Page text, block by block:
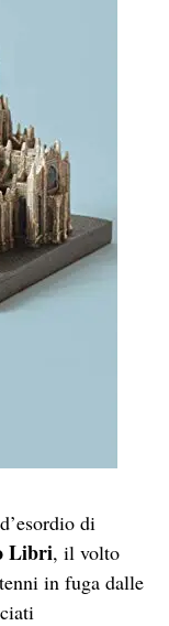
di
Libri, il volto
in fuga dalle